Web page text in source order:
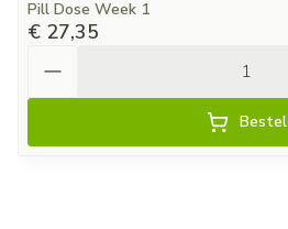
Pill Dose Week 1
€ 27,35
Bestel